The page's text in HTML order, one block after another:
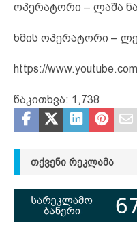
ოპერატორი – ლაშა
ხმის ოპერატორი –
https://
წაკითხვა: 1,738
ᲗᲥᲕᲔᲜᲘ ᲠᲔᲙᲚᲐᲛᲐ